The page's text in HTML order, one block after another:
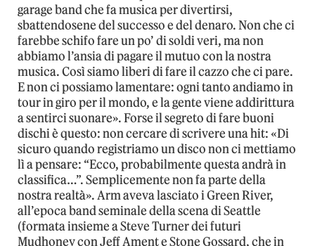
garage band che fa musica per divertirsi,
sbattendosene del successo e del denaro. Non che ci
farebbe schifo fare un po’ di soldi veri, ma non
abbiamo l’ansia di pagare il mutuo con la nostra
musica. Così siamo liberi di fare il cazzo che ci pare.
E non ci possiamo lamentare: ogni tanto andiamo in
tour in giro per il mondo, e la gente viene addirittura
a sentirci suonare». Forse il segreto di fare buoni
dischi è questo: non cercare di scrivere una hit: «Di
sicuro quando registriamo un disco non ci mettiamo
lì a pensare: “Ecco, probabilmente questa andrà in
classifica…”. Semplicemente non fa parte della
nostra realtà». Arm aveva lasciato i Green River,
all’epoca band seminale della scena di Seattle
(formata insieme a Steve Turner dei futuri
Mudhoney con Jeff Ament e Stone Gossard, che in